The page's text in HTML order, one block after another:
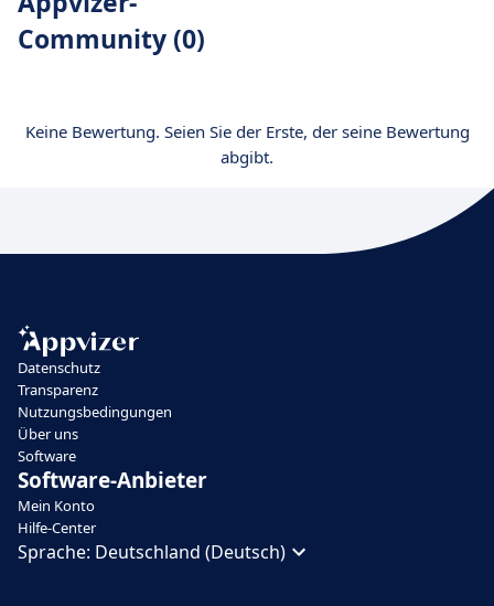
Community (0)
Keine Bewertung. Seien Sie der Erste, der seine Bewertung
abgibt.
Datenschutz
Transparenz
Nutzungsbedingungen
Über uns
Software
Software-Anbieter
Mein Konto
Hilfe-Center
Sprache: Deutschland (Deutsch)